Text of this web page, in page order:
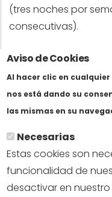
Aviso de Cookies
Al hacer clic en
nos está dando su
las mismas en su
Necesarias
Estas cookies son
funcionalidad de
desactivar en nuestro
(tres noches por
consecutivas).
Edad del NiñoHoras
Menos de seis
Incluye veinte
Incluye dos horas en
De dos a seis
Incluye tres horas en